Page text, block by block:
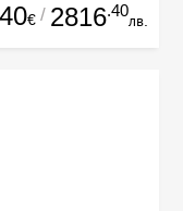
€ / 2816.40
лв.